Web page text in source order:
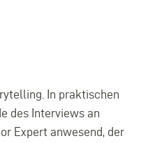
In praktischen
des Interviews an
Expert anwesend, der